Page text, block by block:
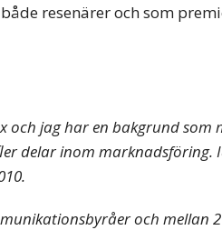
resenärer och som
och jag har en bakgrund
delar inom marknadsföring.
och mellan